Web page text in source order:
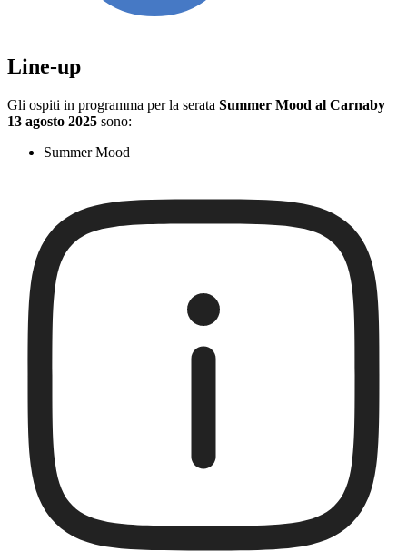
Line-up
Gli ospiti in programma per la serata Summer Mood al Carnaby
13 agosto 2025 sono:
Summer Mood